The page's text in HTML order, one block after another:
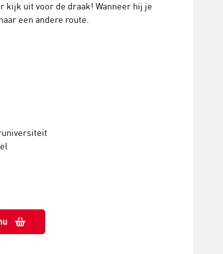
kijk uit voor de draak! Wanneer hij je
een andere route.